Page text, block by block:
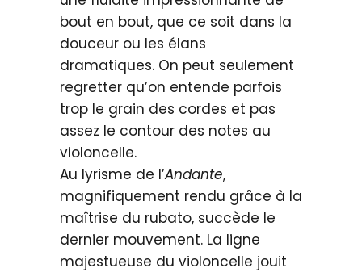
bout en bout, que ce soit dans la
douceur ou les élans
dramatiques. On peut seulement
regretter qu’on entende parfois
trop le grain des cordes et pas
assez le contour des notes au
violoncelle.
Au lyrisme de l’Andante,
magnifiquement rendu grâce à la
maîtrise du rubato, succède le
dernier mouvement. La ligne
majestueuse du violoncelle jouit